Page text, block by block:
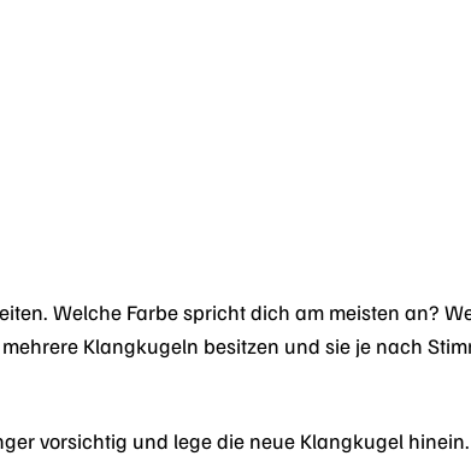
Welche Farbe spricht dich am meisten an?
Klangkugeln besitzen und sie je nach
vorsichtig und lege die neue Klangkugel